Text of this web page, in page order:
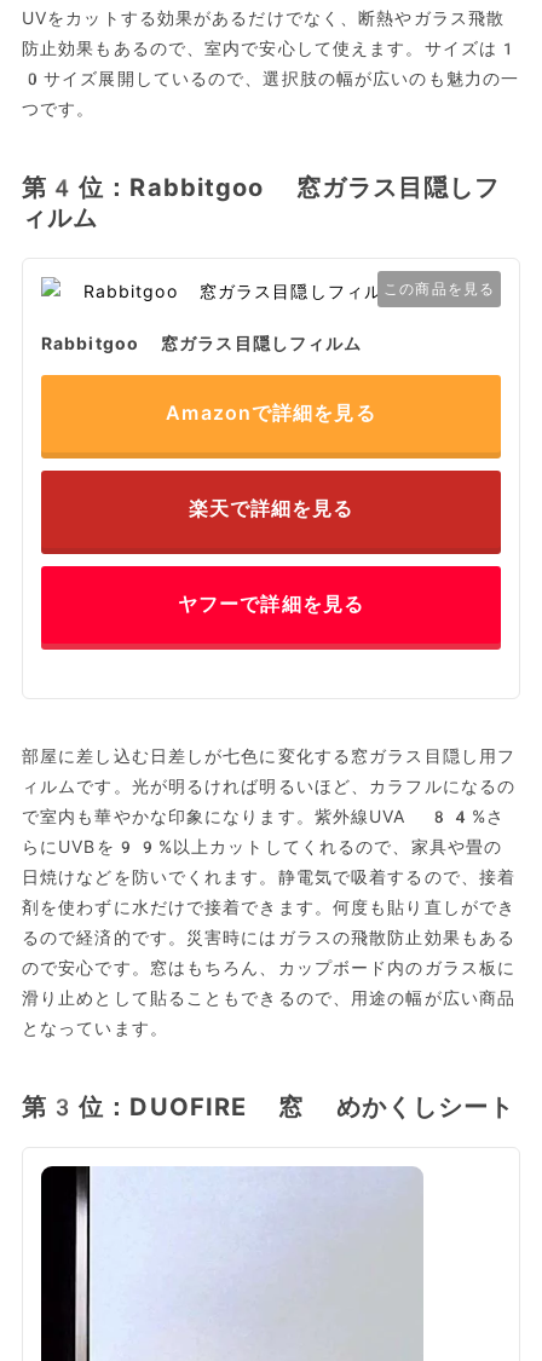
UVをカットする効果があるだけでなく、断熱やガラス飛散
防止効果もあるので、室内で安心して使えます。サイズは1
0サイズ展開しているので、選択肢の幅が広いのも魅力の一
つです。
第4位：Rabbitgoo 窓ガラス目隠しフ
ィルム
この商品を見る
Rabbitgoo 窓ガラス目隠しフィルム
Amazonで詳細を見る
楽天で詳細を見る
ヤフーで詳細を見る
部屋に差し込む日差しが七色に変化する窓ガラス目隠し用フ
ィルムです。光が明るければ明るいほど、カラフルになるの
で室内も華やかな印象になります。紫外線UVA 84%さ
らにUVBを99%以上カットしてくれるので、家具や畳の
日焼けなどを防いでくれます。静電気で吸着するので、接着
剤を使わずに水だけで接着できます。何度も貼り直しができ
るので経済的です。災害時にはガラスの飛散防止効果もある
ので安心です。窓はもちろん、カップボード内のガラス板に
滑り止めとして貼ることもできるので、用途の幅が広い商品
となっています。
第3位：DUOFIRE 窓 めかくしシート